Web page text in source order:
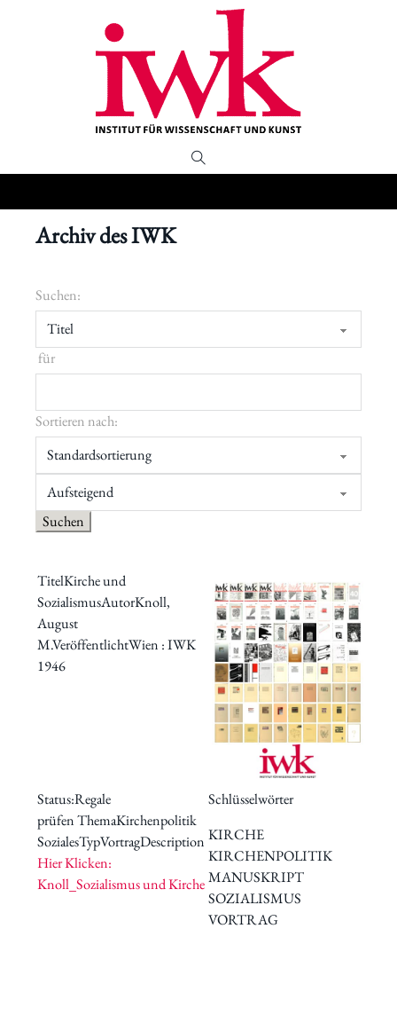
Archiv des IWK
Suchen:
für
Sortieren nach:
TitelKirche und
SozialismusAutorKnoll,
August
M.VeröffentlichtWien : IWK
1946
Status:Regale
prüfenThemaKirchenpolitik
SozialesTypVortragDescription
Hier Klicken:
Knoll_Sozialismus und Kirche
Schlüsselwörter
KIRCHE
KIRCHENPOLITIK
MANUSKRIPT
SOZIALISMUS
VORTRAG